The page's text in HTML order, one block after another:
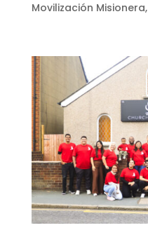
Movilización Misionera,